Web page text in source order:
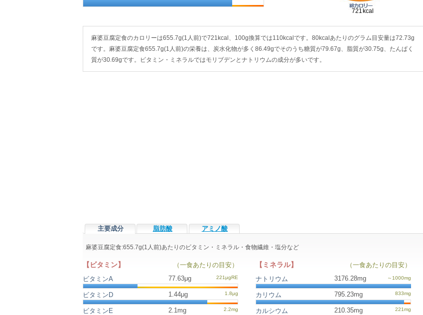
麻婆豆腐定食のカロリーは655.7g(1人前)で721kcal、100g換算では110kcalです。80kcalあたりのグラム目安量は72.73g
です。麻婆豆腐定食655.7g(1人前)の栄養は、炭水化物が多く86.49gでそのうち糖質が79.67g、脂質が30.75g、たんぱく
質が30.69gです。ビタミン・ミネラルではモリブデンとナトリウムの成分が多いです。
主要成分 脂肪酸 アミノ酸
麻婆豆腐定食:655.7g(1人前)あたりのビタミン・ミネラル・食物繊維・塩分など
【ビタミン】
（一食あたりの目安）
ビタミンA
77.63μg
ビタミンD 1.44μg
ビタミンE 2.1mg
【ミネラル】
（一食あたりの目安）
ナトリウム
3176.28mg
カリウム 795.23mg
カルシウム 210.35mg